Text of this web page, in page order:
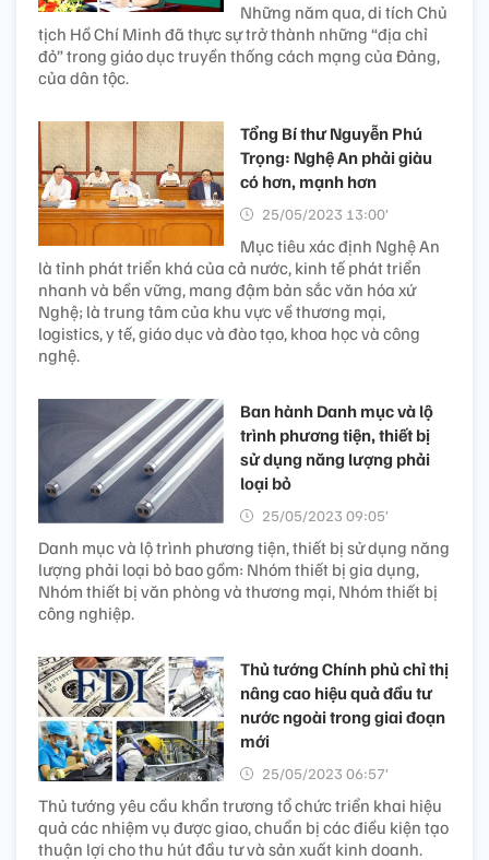
Những năm qua, di tích Chủ
tịch Hồ Chí Minh đã thực sự trở thành những “địa chỉ
đỏ” trong giáo dục truyền thống cách mạng của Đảng,
của dân tộc.
Tổng Bí thư Nguyễn Phú
Trọng: Nghệ An phải giàu
có hơn, mạnh hơn
25/05/2023 13:00’
Mục tiêu xác định Nghệ An
là tỉnh phát triển khá của cả nước, kinh tế phát triển
nhanh và bền vững, mang đậm bản sắc văn hóa xứ
Nghệ; là trung tâm của khu vực về thương mại,
logistics, y tế, giáo dục và đào tạo, khoa học và công
nghệ.
Ban hành Danh mục và lộ
trình phương tiện, thiết bị
sử dụng năng lượng phải
loại bỏ
25/05/2023 09:05’
Danh mục và lộ trình phương tiện, thiết bị sử dụng năng
lượng phải loại bỏ bao gồm: Nhóm thiết bị gia dụng,
Nhóm thiết bị văn phòng và thương mại, Nhóm thiết bị
công nghiệp.
Thủ tướng Chính phủ chỉ thị
nâng cao hiệu quả đầu tư
nước ngoài trong giai đoạn
mới
25/05/2023 06:57’
Thủ tướng yêu cầu khẩn trương tổ chức triển khai hiệu
quả các nhiệm vụ được giao, chuẩn bị các điều kiện tạo
thuận lợi cho thu hút đầu tư và sản xuất kinh doanh.